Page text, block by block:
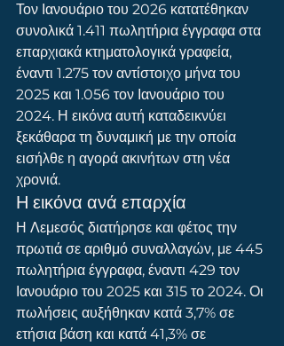
Τον Ιανουάριο του 2026 κατατέθηκαν
συνολικά 1.411 πωλητήρια έγγραφα στα
επαρχιακά κτηματολογικά γραφεία,
έναντι 1.275 τον αντίστοιχο μήνα του
2025 και 1.056 τον Ιανουάριο του
2024. Η εικόνα αυτή καταδεικνύει
ξεκάθαρα τη δυναμική με την οποία
εισήλθε η αγορά ακινήτων στη νέα
χρονιά.
Η εικόνα ανά επαρχία
Η Λεμεσός διατήρησε και φέτος την
πρωτιά σε αριθμό συναλλαγών, με 445
πωλητήρια έγγραφα, έναντι 429 τον
Ιανουάριο του 2025 και 315 το 2024. Οι
πωλήσεις αυξήθηκαν κατά 3,7% σε
ετήσια βάση και κατά 41,3% σε